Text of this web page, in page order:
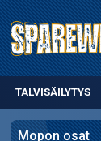
TALVISÄILYTYS
Mopon osat